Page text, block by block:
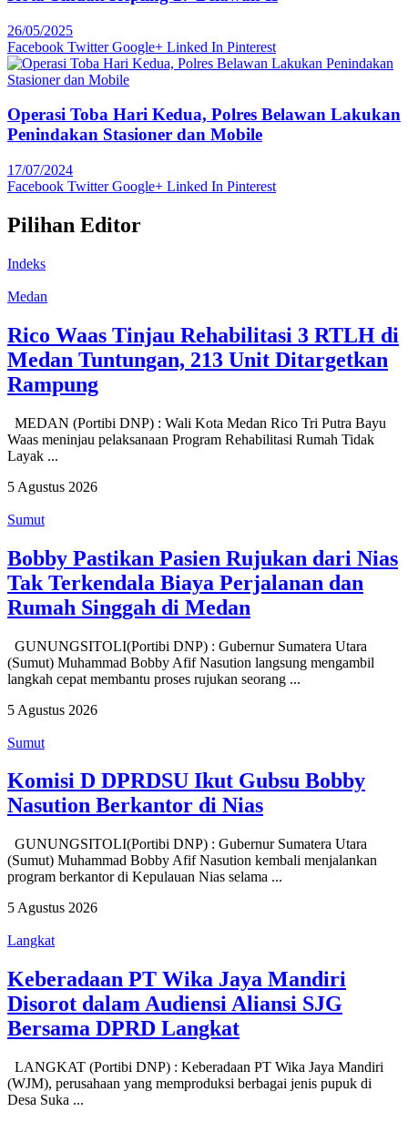
26/05/2025
Facebook Twitter Google+ Linked In Pinterest
Operasi Toba Hari Kedua, Polres Belawan Lakukan
Penindakan Stasioner dan Mobile
17/07/2024
Facebook Twitter Google+ Linked In Pinterest
Pilihan Editor
Indeks
Medan
Rico Waas Tinjau Rehabilitasi 3 RTLH di
Medan Tuntungan, 213 Unit Ditargetkan
Rampung
MEDAN (Portibi DNP) : Wali Kota Medan Rico Tri Putra Bayu
Waas meninjau pelaksanaan Program Rehabilitasi Rumah Tidak
Layak ...
5 Agustus 2026
Sumut
Bobby Pastikan Pasien Rujukan dari Nias
Tak Terkendala Biaya Perjalanan dan
Rumah Singgah di Medan
GUNUNGSITOLI(Portibi DNP) : Gubernur Sumatera Utara
(Sumut) Muhammad Bobby Afif Nasution langsung mengambil
langkah cepat membantu proses rujukan seorang ...
5 Agustus 2026
Sumut
Komisi D DPRDSU Ikut Gubsu Bobby
Nasution Berkantor di Nias
GUNUNGSITOLI(Portibi DNP) : Gubernur Sumatera Utara
(Sumut) Muhammad Bobby Afif Nasution kembali menjalankan
program berkantor di Kepulauan Nias selama ...
5 Agustus 2026
Langkat
Keberadaan PT Wika Jaya Mandiri
Disorot dalam Audiensi Aliansi SJG
Bersama DPRD Langkat
LANGKAT (Portibi DNP) : Keberadaan PT Wika Jaya Mandiri
(WJM), perusahaan yang memproduksi berbagai jenis pupuk di
Desa Suka ...